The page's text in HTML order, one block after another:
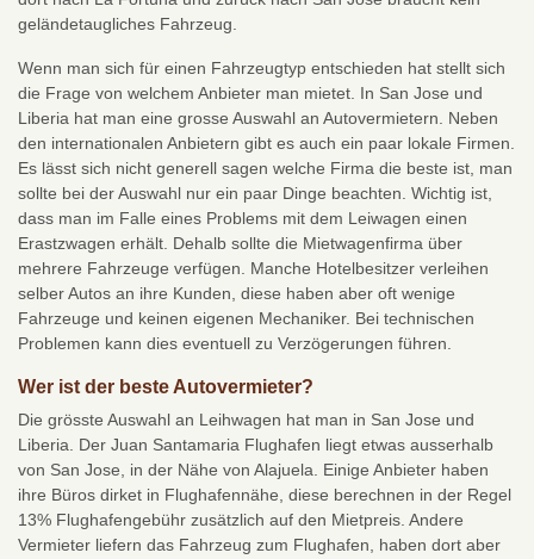
geländetaugliches Fahrzeug.
Wenn man sich für einen Fahrzeugtyp entschieden hat stellt sich
die Frage von welchem Anbieter man mietet. In San Jose und
Liberia hat man eine grosse Auswahl an Autovermietern. Neben
den internationalen Anbietern gibt es auch ein paar lokale Firmen.
Es lässt sich nicht generell sagen welche Firma die beste ist, man
sollte bei der Auswahl nur ein paar Dinge beachten. Wichtig ist,
dass man im Falle eines Problems mit dem Leiwagen einen
Erastzwagen erhält. Dehalb sollte die Mietwagenfirma über
mehrere Fahrzeuge verfügen. Manche Hotelbesitzer verleihen
selber Autos an ihre Kunden, diese haben aber oft wenige
Fahrzeuge und keinen eigenen Mechaniker. Bei technischen
Problemen kann dies eventuell zu Verzögerungen führen.
Wer ist der beste Autovermieter?
Die grösste Auswahl an Leihwagen hat man in San Jose und
Liberia. Der Juan Santamaria Flughafen liegt etwas ausserhalb
von San Jose, in der Nähe von Alajuela. Einige Anbieter haben
ihre Büros dirket in Flughafennähe, diese berechnen in der Regel
13% Flughafengebühr zusätzlich auf den Mietpreis. Andere
Vermieter liefern das Fahrzeug zum Flughafen, haben dort aber